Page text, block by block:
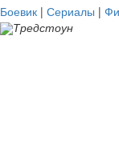
Боевик | Сериалы |
Тредстоун